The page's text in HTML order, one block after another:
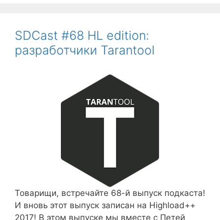
SDCast #68 HL edition:
разработчики Tarantool
Товарищи, встречайте 68-й выпуск подкаста!
И вновь этот выпуск записан на Highload++
2017! В этом выпуске мы вместе с Петей